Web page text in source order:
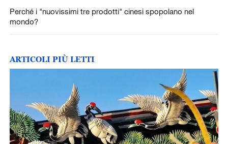
Perché i "nuovissimi tre prodotti" cinesi spopolano nel
mondo?
ARTICOLI PIÙ LETTI